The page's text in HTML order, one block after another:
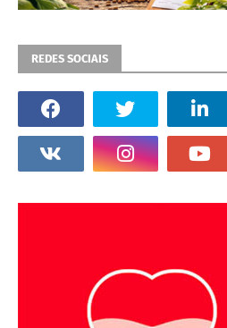
REDES SOCIAIS